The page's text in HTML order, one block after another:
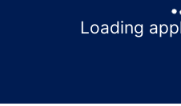
Loading